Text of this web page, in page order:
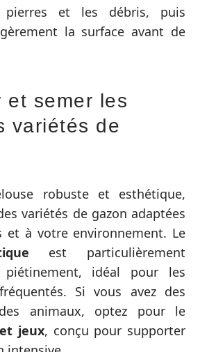
pierres et les débris, puis
la surface avant de
et semer les
variétés de
robuste et esthétique,
variétés de gazon adaptées
et à votre environnement. Le
est particulièrement
idéal pour les
Si vous avez des
animaux, optez pour le
jeux, conçu pour supporter